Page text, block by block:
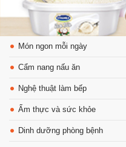
Món ngon mỗi ngày
Cẩm nang nấu ăn
Nghệ thuật làm bếp
Ẩm thực và sức khỏe
Dinh dưỡng phòng bệnh